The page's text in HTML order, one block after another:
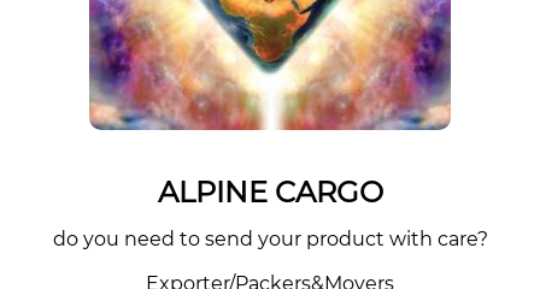
ALPINE CARGO
do you need to send your product with care?
Exporter/Packers&Movers